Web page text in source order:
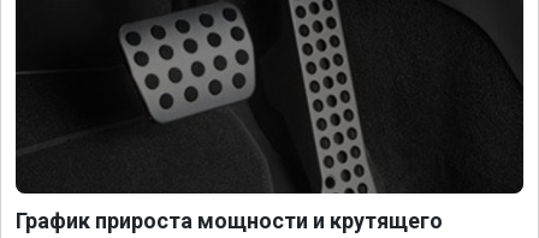
График прироста мощности и крутящего